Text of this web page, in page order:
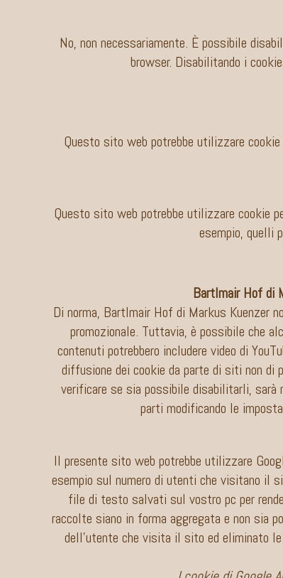
No, non necessariamente. È possibile
browser. Disabilitando i
Questo sito web potrebbe utilizzare
Questo sito web potrebbe utilizzare cookie
esempio, quelli
Bartlmair Hof di
Di norma, Bartlmair Hof di Markus Kuenzer
promozionale. Tuttavia, è possibile che
contenuti potrebbero includere video di
diffusione dei cookie da parte di siti non di
verificare se sia possibile disabilitarli, sarà
parti modificando le
Il presente sito web potrebbe utilizzare
esempio sul numero di utenti che visitano il
file di testo salvati sul vostro pc per
raccolte siano in forma aggregata e non sia
dell’utente che visita il sito ed eliminato